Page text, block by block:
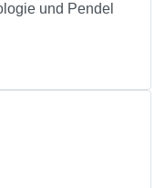
und Pendel